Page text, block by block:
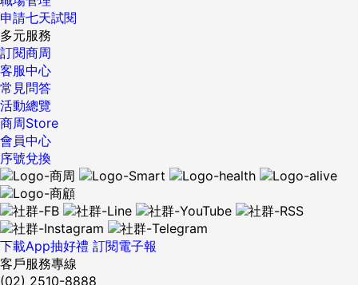
申請七天試閱
多元服務
訂閱商周
客服中心
常見問答
活動總覽
商周Store
會員中心
序號兌換
下載App抽好禮 訂閱電子報
客戶服務專線
(02) 2510-8888